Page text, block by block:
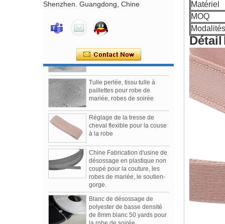
Shenzhen. Guangdong, Chine
faisant la fourniture
Soutien-gorge enduit de
nylon Underwires
Tulle perlée, tissu tulle à
mariée, robes de soirée
Réglage de la tresse de
à la robe
Chine Fabrication d'usine de
coupé pour la couture, les
robes de mariée, le soutien-
gorge.
Blanc de désossage de
polyester de basse densité
de 8mm blanc 50 yards pour
la robe de soirée
Chine garniture de boucle de
Matériel
MOQ
Détail